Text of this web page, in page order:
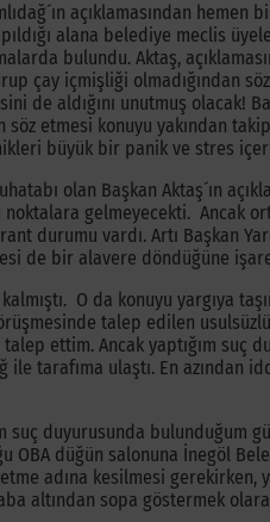
açıklamasından
alana belediye meclis
bulundu. Aktaş,
çay içmişliği olmadığından
de aldığını unutmuş olacak!
etmesi konuyu yakından
büyük bir panik ve stres
olan Başkan Aktaş´ın
noktalara gelmeyecekti. Ancak
durumu vardı. Artı Başkan
de bir alavere döndüğüne
O da konuyu yargıya
talep edilen
ettim. Ancak yaptığım suç
tarafıma ulaştı. En azından
suç duyurusunda bulunduğum
OBA düğün salonuna İnegöl
adına kesilmesi gerekirken,
altından sopa göstermek